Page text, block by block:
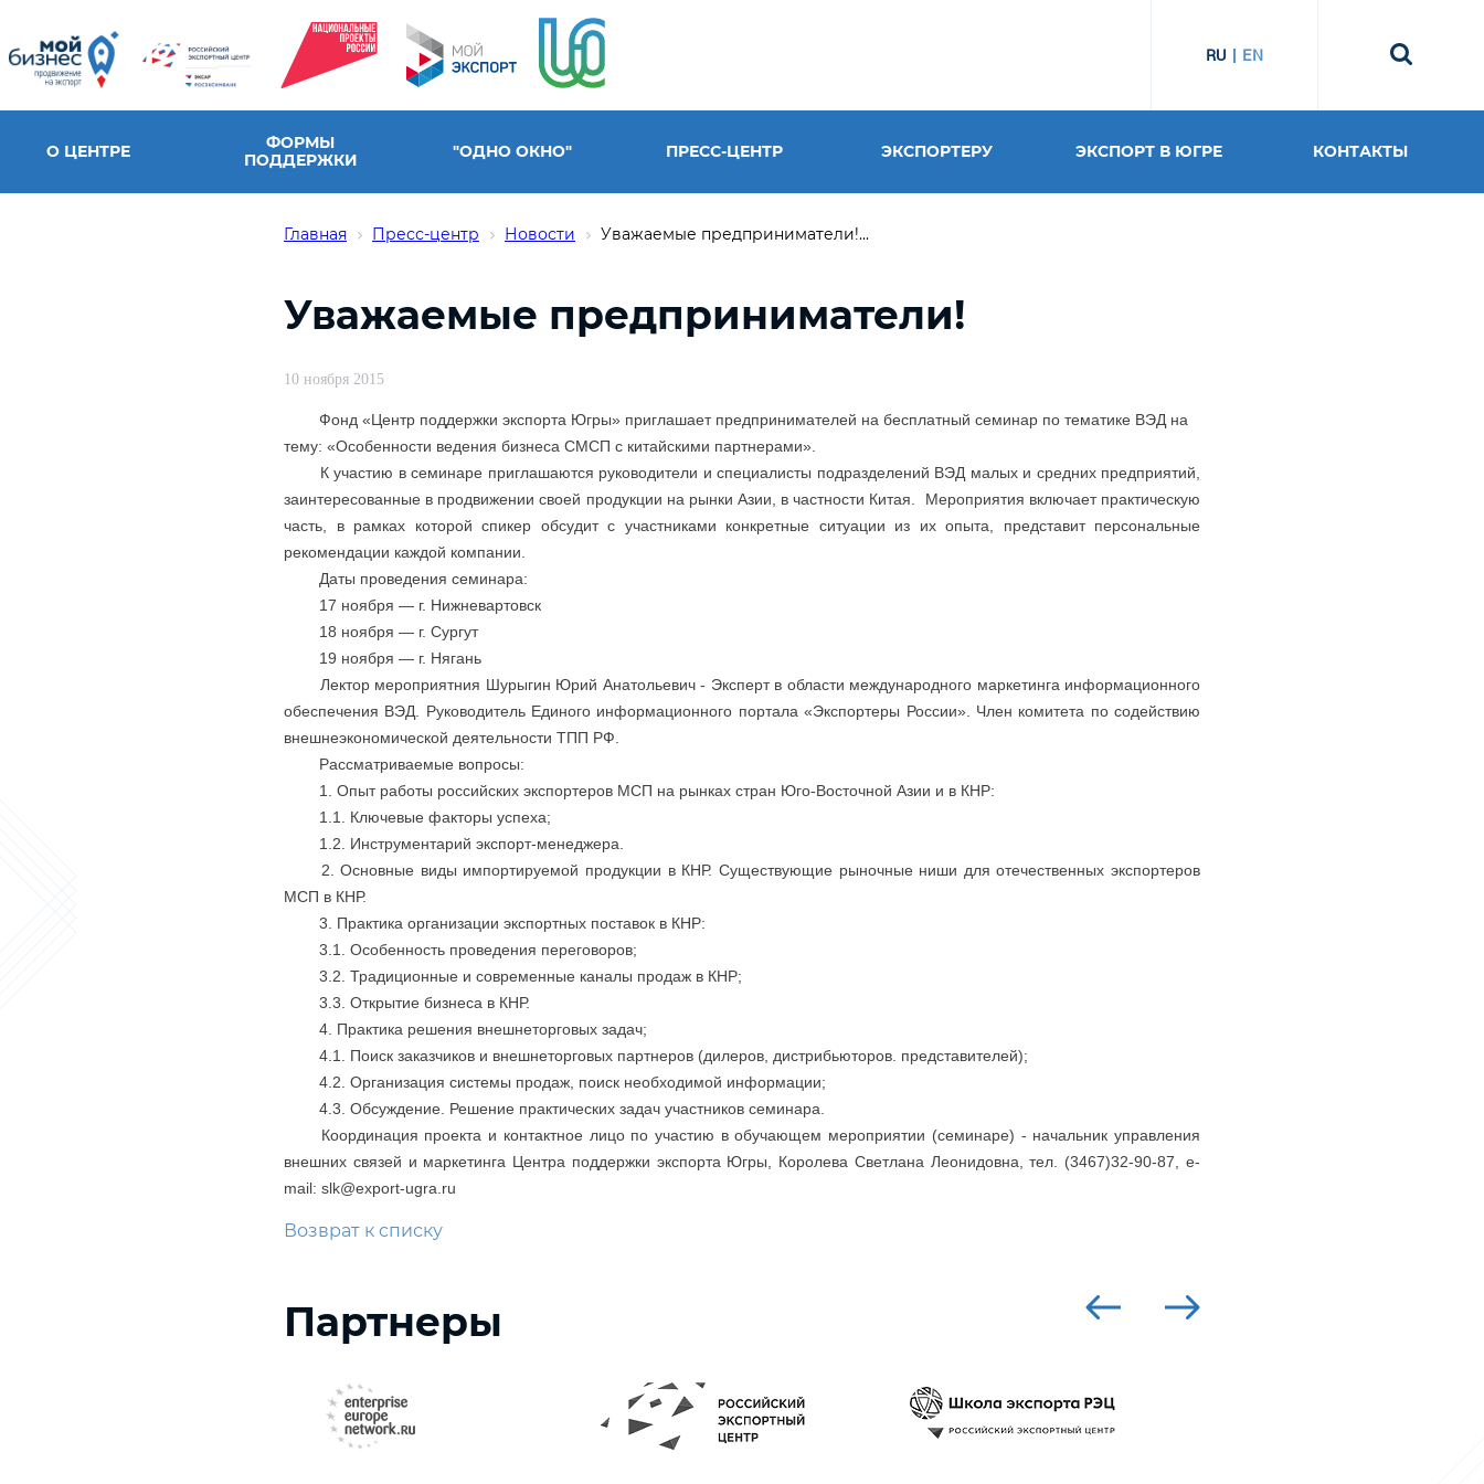
RU EN
О ЦЕНТРЕ
ФОРМЫ
ПОДДЕРЖКИ
"ОДНО ОКНО" ПРЕСС-ЦЕНТР ЭКСПОРТЕРУ ЭКСПОРТ В ЮГРЕ КОНТАКТЫ
Главная Пресс-центр Новости Уважаемые предприниматели!...
Уважаемые предприниматели!
10 ноября 2015
Фонд «Центр поддержки экспорта Югры» приглашает предпринимателей на бесплатный семинар по тематике ВЭД на
тему: «Особенности ведения бизнеса СМСП с китайскими партнерами».
К участию в семинаре приглашаются руководители и специалисты подразделений ВЭД малых и средних предприятий,
заинтересованные в продвижении своей продукции на рынки Азии, в частности Китая. Мероприятия включает практическую
часть, в рамках которой спикер обсудит с участниками конкретные ситуации из их опыта, представит персональные
рекомендации каждой компании.
Даты проведения семинара:
17 ноября — г. Нижневартовск
18 ноября — г. Сургут
19 ноября — г. Нягань
Лектор мероприятния Шурыгин Юрий Анатольевич - Эксперт в области международного маркетинга информационного
обеспечения ВЭД. Руководитель Единого информационного портала «Экспортеры России». Член комитета по содействию
внешнеэкономической деятельности ТПП РФ.
Рассматриваемые вопросы:
1. Опыт работы российских экспортеров МСП на рынках стран Юго-Восточной Азии и в КНР:
1.1. Ключевые факторы успеха;
1.2. Инструментарий экспорт-менеджера.
2. Основные виды импортируемой продукции в КНР. Существующие рыночные ниши для отечественных экспортеров
МСП в КНР.
3. Практика организации экспортных поставок в КНР:
3.1. Особенность проведения переговоров;
3.2. Традиционные и современные каналы продаж в КНР;
3.3. Открытие бизнеса в КНР.
4. Практика решения внешнеторговых задач;
4.1. Поиск заказчиков и внешнеторговых партнеров (дилеров, дистрибьюторов. представителей);
4.2. Организация системы продаж, поиск необходимой информации;
4.3. Обсуждение. Решение практических задач участников семинара.
Координация проекта и контактное лицо по участию в обучающем мероприятии (семинаре) - начальник управления
внешних связей и маркетинга Центра поддержки экспорта Югры, Королева Светлана Леонидовна, тел. (3467)32-90-87, e-
mail: slk@export-ugra.ru
Возврат к списку
Партнеры